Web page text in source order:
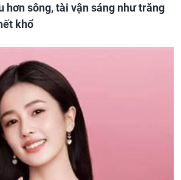
hơn sông, tài vận sáng như trăng
khổ